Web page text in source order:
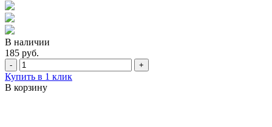
В наличии
185 руб.
- +
Купить в 1 клик
В корзину